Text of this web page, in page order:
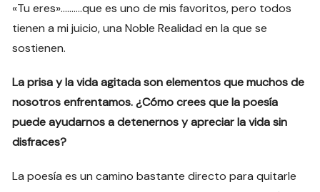
«Tu eres»……….que es uno de mis favoritos, pero todos
tienen a mi juicio, una Noble Realidad en la que se
sostienen.
La prisa y la vida agitada son elementos que muchos de
nosotros enfrentamos. ¿Cómo crees que la poesía
puede ayudarnos a detenernos y apreciar la vida sin
disfraces?
La poesía es un camino bastante directo para quitarle